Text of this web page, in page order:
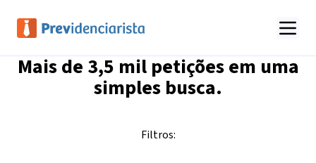
Mais de 3,5 milpetições em uma
simples busca.
Filtros: